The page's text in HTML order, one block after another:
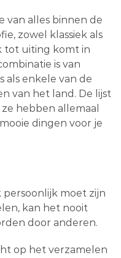
van alles binnen de
zowel klassiek als
tot uiting komt in
is van
als enkele van de
van het land. De lijst
hebben allemaal
dingen voor je
moet zijn
kan het nooit
door anderen.
op het verzamelen